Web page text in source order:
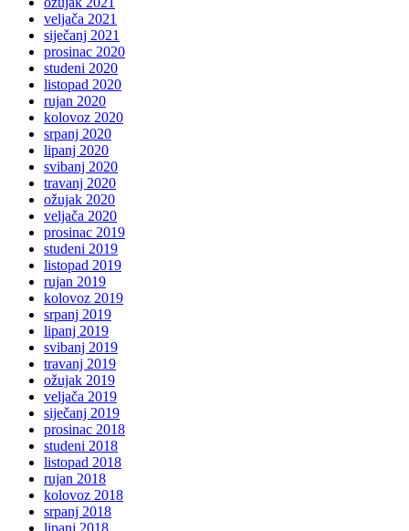
veljača 2021
siječanj 2021
prosinac 2020
studeni 2020
listopad 2020
rujan 2020
kolovoz 2020
srpanj 2020
lipanj 2020
svibanj 2020
travanj 2020
ožujak 2020
veljača 2020
prosinac 2019
studeni 2019
listopad 2019
rujan 2019
kolovoz 2019
srpanj 2019
lipanj 2019
svibanj 2019
travanj 2019
ožujak 2019
veljača 2019
siječanj 2019
prosinac 2018
studeni 2018
listopad 2018
rujan 2018
kolovoz 2018
srpanj 2018